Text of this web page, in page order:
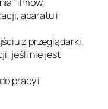
aparatu i
z przeglądarki,
jeśli nie jest
pracy i